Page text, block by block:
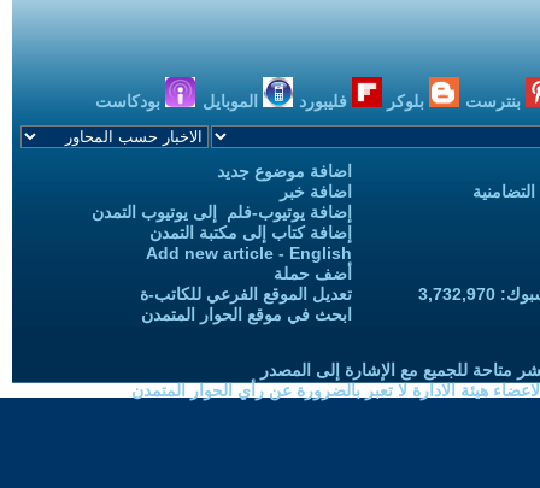
بنترست بلوكر فليبورد الموبايل بودكاست
اضافة موضوع جديد
اضافة خبر
إضافة يوتيوب-فلم إلى يوتيوب التمدن
إضافة كتاب إلى مكتبة التمدن
Add new article - English
أضف حملة
تعديل الموقع الفرعي للكاتب-ة
ابحث في موقع الحوار المتمدن
متاحة للجميع مع الإشارة إلى المصدر
هيئة الادارة لا تعبر بالضرورة عن رأي الحوار المتمدن